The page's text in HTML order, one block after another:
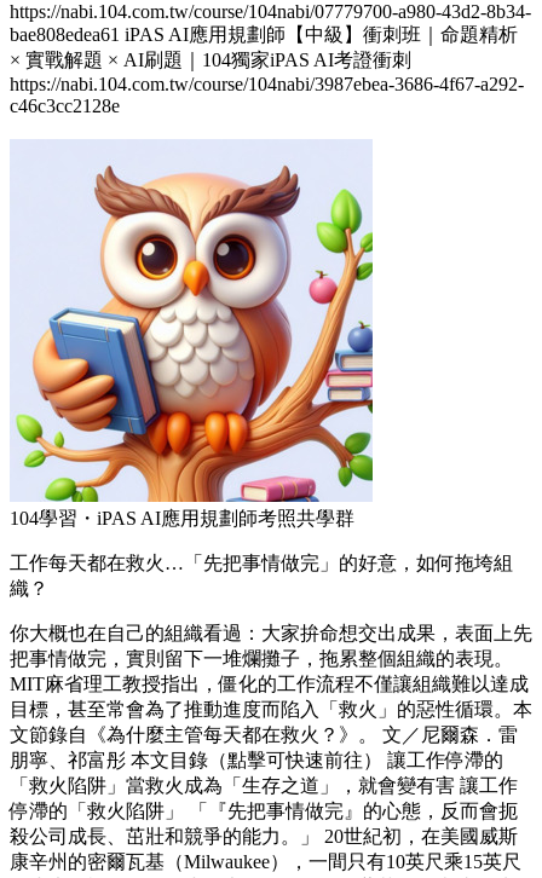
https://nabi.104.com.tw/course/104nabi/07779700-a980-43d2-8b34-
bae808edea61 iPAS AI應用規劃師【中級】衝刺班｜命題精析
× 實戰解題 × AI刷題​｜104獨家iPAS AI考證衝刺
https://nabi.104.com.tw/course/104nabi/3987ebea-3686-4f67-a292-
c46c3cc2128e
104學習・iPAS AI應用規劃師考照共學群
工作每天都在救火…「先把事情做完」的好意，如何拖垮組
織？
你大概也在自己的組織看過：大家拚命想交出成果，表面上先
把事情做完，實則留下一堆爛攤子，拖累整個組織的表現。
MIT麻省理工教授指出，僵化的工作流程不僅讓組織難以達成
目標，甚至常會為了推動進度而陷入「救火」的惡性循環。本
文節錄自《為什麼主管每天都在救火？》。 文／尼爾森．雷
朋寧、祁富彤 本文目錄（點擊可快速前往） 讓工作停滯的
「救火陷阱」當救火成為「生存之道」，就會變有害 讓工作
停滯的「救火陷阱」 「『先把事情做完』的心態，反而會扼
殺公司成長、茁壯和競爭的能力。」 20世紀初，在美國威斯
康辛州的密爾瓦基（Milwaukee），一間只有10英尺乘15英尺